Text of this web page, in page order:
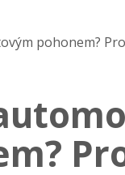
pohonem?